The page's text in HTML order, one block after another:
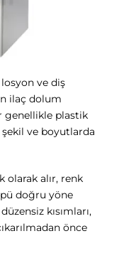
ve diş
ilaç dolum
genellikle plastik
şekil ve boyutlarda
alır, renk
doğru yöne
kısımları,
önce